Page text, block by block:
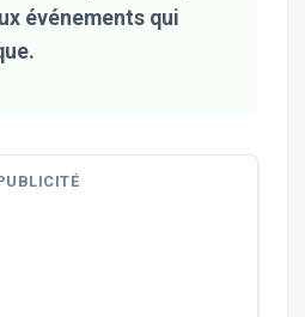
événements qui